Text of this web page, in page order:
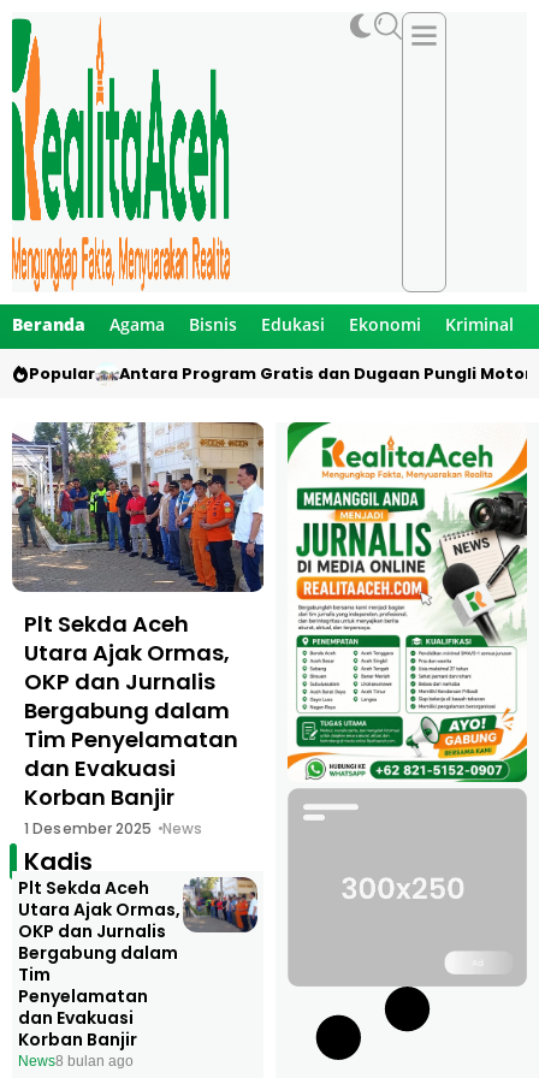
Beranda Agama Bisnis Edukasi Ekonomi Kriminal
Popular Antara Program Gratis dan Dugaan Pungli Motor
Plt Sekda Aceh
Utara Ajak Ormas,
OKP dan Jurnalis
Bergabung dalam
Tim Penyelamatan
dan Evakuasi
Korban Banjir
1 Desember 2025 News
Kadis
Plt Sekda Aceh
Utara Ajak Ormas,
OKP dan Jurnalis
Bergabung dalam
Tim
Penyelamatan
dan Evakuasi
Korban Banjir
News8 bulan ago